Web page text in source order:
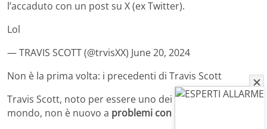
l’accaduto con un post su X (ex Twitter).
Lol
— TRAVIS SCOTT (@trvisXX) June 20, 2024
Non è la prima volta: i precedenti di Travis Scott
Travis Scott, noto per essere uno dei migliori rapper al
mondo, non è nuovo a problemi con la legge